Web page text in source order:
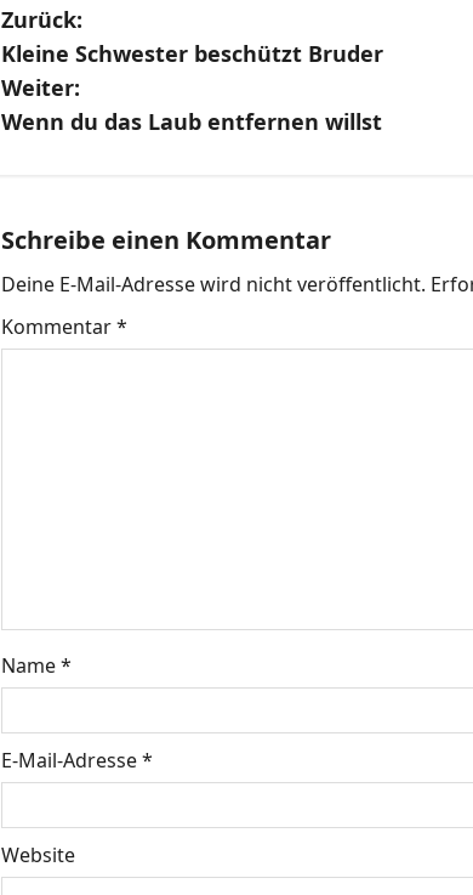
B
e
i
r
a
g
g
a
t
i
o
Zurück:
Kleine Schwester beschützt Bruder
Weiter:
Wenn du das Laub entfernen willst
Schreibe einen Kommentar
Deine E-Mail-Adresse wird nicht veröffentlicht.
Kommentar*
Name*
E-Mail-Adresse*
Website